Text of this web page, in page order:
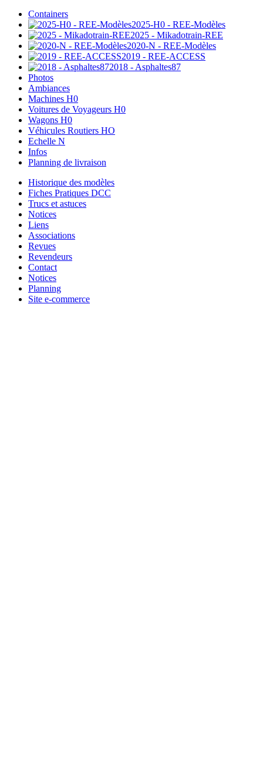
Containers
2025-H0 - REE-Modèles
2025 - Mikadotrain-REE
2020-N - REE-Modèles
2019 - REE-ACCESS
2018 - Asphaltes87
Photos
Ambiances
Machines H0
Voitures de Voyageurs H0
Wagons H0
Véhicules Routiers HO
Echelle N
Infos
Planning de livraison
Historique des modèles
Fiches Pratiques DCC
Trucs et astuces
Notices
Liens
Associations
Revues
Revendeurs
Contact
Notices
Planning
Site e-commerce